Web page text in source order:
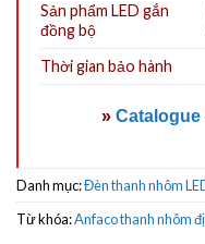
Sản phẩm LED gắn
đồng bộ
Thời gian bảo hành
» Catalogue
Danh mục:Đèn thanh nhôm
Từ khóa:Anfaco thanh nhôm